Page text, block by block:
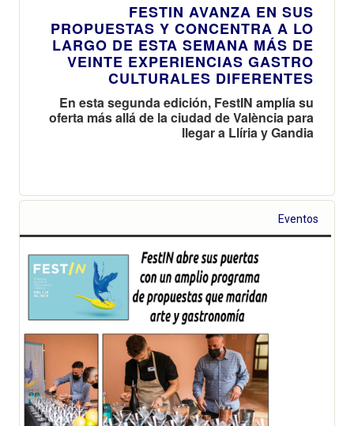
FESTIN AVANZA EN SUS
PROPUESTAS Y CONCENTRA A LO
LARGO DE ESTA SEMANA MÁS DE
VEINTE EXPERIENCIAS GASTRO
CULTURALES DIFERENTES
En esta segunda edición, FestIN amplía su
oferta más allá de la ciudad de València para
llegar a Llíria y Gandia
Eventos